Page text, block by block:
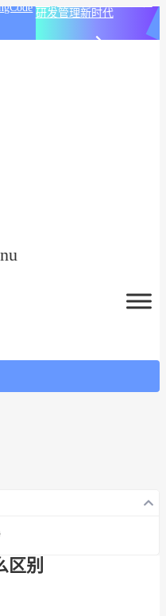
研发管理新时代
区别